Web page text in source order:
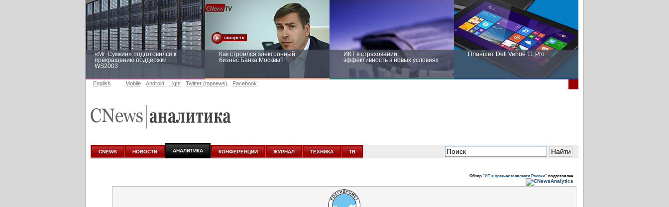
«Mr. Сумкин» подготовился к
прекращению поддержки
WS2003
Как строился электронный
бизнес Банка Москвы?
ИКТ в страховании:
эффективность в новых условиях
Планшет Dell Venue 11 Pro
аналитике
новых условиях
English Mobile Android Light Twitter (topnews) Facebook
CNEWS НОВОСТИ АНАЛИТИКА КОНФЕРЕНЦИИ ЖУРНАЛ ТЕХНИКА ТВ
Обзор "ИТ в органах госвласти России" подготовлен